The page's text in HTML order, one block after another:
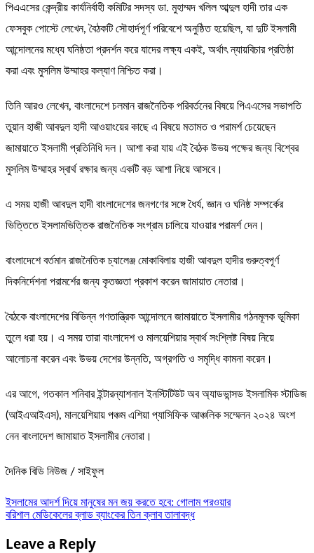
পিএএসের কেন্দ্রীয় কার্যনির্বাহী কমিটির সদস্য ডা. মুহাম্মদ খলিল আব্দুল হাদী তার এক
ফেসবুক পোস্টে লেখেন, বৈঠকটি সৌহার্দপূর্ণ পরিবেশে অনুষ্ঠিত হয়েছিল, যা দুটি ইসলামী
আন্দোলনের মধ্যে ঘনিষ্ঠতা প্রদর্শন করে যাদের লক্ষ্য একই, অর্থাৎ ন্যায়বিচার প্রতিষ্ঠা
করা এবং মুসলিম উম্মাহর কল্যাণ নিশ্চিত করা।
তিনি আরও লেখেন, বাংলাদেশে চলমান রাজনৈতিক পরিবর্তনের বিষয়ে পিএএসের সভাপতি
তুয়ান হাজী আবদুল হাদী আওয়াংয়ের কাছে এ বিষয়ে মতামত ও পরামর্শ চেয়েছেন
জামায়াতে ইসলামী প্রতিনিধি দল। আশা করা যায় এই বৈঠক উভয় পক্ষের জন্য বিশ্বের
মুসলিম উম্মাহর স্বার্থ রক্ষার জন্য একটি বড় আশা নিয়ে আসবে।
এ সময় হাজী আবদুল হাদী বাংলাদেশের জনগণের সঙ্গে ধৈর্য, জ্ঞান ও ঘনিষ্ঠ সম্পর্কের
ভিত্তিতে ইসলামভিত্তিক রাজনৈতিক সংগ্রাম চালিয়ে যাওয়ার পরামর্শ দেন।
বাংলাদেশে বর্তমান রাজনৈতিক চ্যালেঞ্জ মোকাবিলায় হাজী আবদুল হাদীর গুরুত্বপূর্ণ
দিকনির্দেশনা পরামর্শের জন্য কৃতজ্ঞতা প্রকাশ করেন জামায়াত নেতারা।
বৈঠকে বাংলাদেশের বিভিন্ন গণতান্ত্রিক আন্দোলনে জামায়াতে ইসলামীর গঠনমূলক ভূমিকা
তুলে ধরা হয়। এ সময় তারা বাংলাদেশ ও মালয়েশিয়ার স্বার্থ সংশ্লিষ্ট বিষয় নিয়ে
আলোচনা করেন এবং উভয় দেশের উন্নতি, অগ্রগতি ও সমৃদ্ধি কামনা করেন।
এর আগে, গতকাল শনিবার ইন্টারন্যাশনাল ইনস্টিটিউট অব অ্যাডভান্সড ইসলামিক স্টাডিজ
(আইএআইএস), মালয়েশিয়ায় পঞ্চম এশিয়া প্যাসিফিক আঞ্চলিক সম্মেলন ২০২৪ অংশ
নেন বাংলাদেশ জামায়াত ইসলামীর নেতারা।
দৈনিক বিডি নিউজ / সাইফুল
Post
ইসলামের আদর্শ দিয়ে মানুষের মন জয় করতে হবে: গোলাম পরওয়ার
বরিশাল মেডিকেলের ব্লাড ব্যাংকের তিন ক্লাব তালাবদ্ধ
Leave a Reply